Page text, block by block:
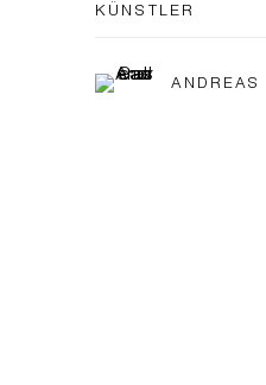
KÜNSTLER
ANDREAS